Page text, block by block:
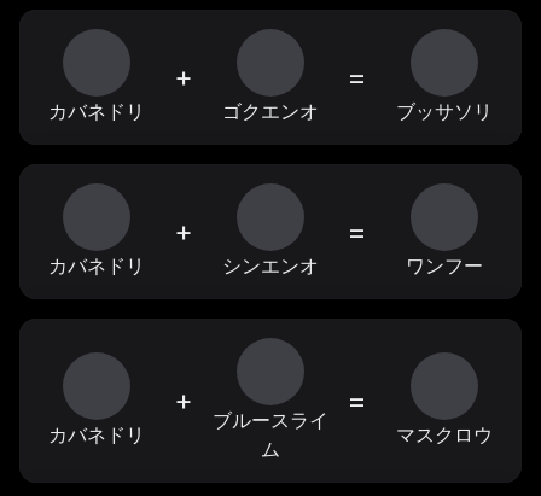
カバネドリ
+
ゴクエンオ
=
ブッサソリ
カバネドリ
+
シンエンオ
=
ワンフー
カバネドリ
+
ブルースライ
ム
=
マスクロウ